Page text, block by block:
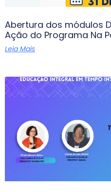
Abertura dos módulos
Ação do Programa Na
Leia Mais